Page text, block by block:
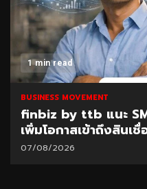
1 min read
BUSINESS MOVEMENT
finbiz by ttb แนะ
เพิ่มโอกาสเข้าถึงสินเชื่
07/08/2026